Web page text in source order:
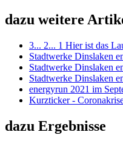
dazu weitere
3... 2... 1 Hier ist das
Stadtwerke Dinslaken
Stadtwerke Dinslaken
Stadtwerke Dinslaken
energyrun 2021 im
Kurzticker -
dazu Ergebnisse